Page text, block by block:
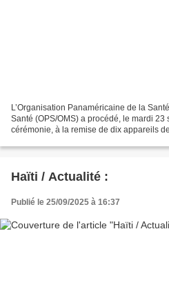
L’Organisation Panaméricaine de la
Santé (OPS/OMS) a procédé, le mardi 23
cérémonie, à la remise de dix appareils
Haïti / Actualité :
Publié le 25/09/2025 à 16:37